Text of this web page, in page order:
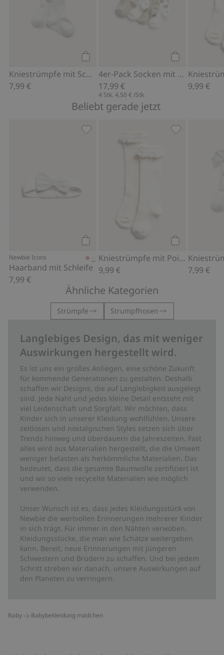
Kniestrümpfe mit Schleife
7,99 €
4er-Pack Socken mit Teddybären
17,99 €
4 Stk.4,50 € /Stk
9,99 €
Beliebt gerade jetzt
Newbie Icons
Haarband mit Schleife
7,99 €
Haarband mit Schleife, Zu Favoriten
Kniestrümpfe mit Pointelle-Muster
9,99 €
7,99 €
Ähnliche Kategorien
Strümpfe Strumpfhosen
Langlebiges Design, das mit weniger
Auswirkungen hergestellt wird.
Es ist uns ein großes Anliegen, eine schöne Zukunft
für kommende Generationen zu gestalten. Deshalb
schaffen wir Designs, die auf Langlebigkeit ausgelegt
sind. Jede Naht und jedes kleine Detail entsteht mit
viel Leidenschaft und Sorgfalt. Wir möchten, dass
Kinder sich in unserer Kleidung wohlfühlen. Unsere
zeitlosen und nostalgischen Styles setzen sich über
Trends hinweg und überdauern die Jahreszeiten. Fast
alles wird aus Materialien hergestellt, die die Umwelt
weniger belasten als herkömmliche Materialien. Das
bedeutet, dass die gesamte Baumwolle zertifiziert ist
und wir so viele recycelte Materialien wie möglich
verwenden.
Unser Wunsch ist es, dass jedes Kleidungsstück von
Newbie die wertvollen Erinnerungen mehrerer Kinder
in sich trägt. Für immer in den Nähten verwoben.
Kleidungsstücke, die man wie Schätze weitergeben
kann. Bereit, neue Erinnerungen mit jüngeren
Schwestern und Brüdern zu schaffen. Und bei jedem
Schritt streben wir danach, unsere Auswirkungen auf
den Planeten zu verringern.
Baby Babybekleidung mädchen